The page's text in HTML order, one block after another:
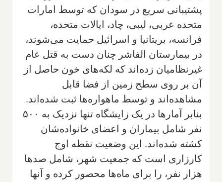
پشتیبانی سریع در سودان که توسط امارات
متحده عربی، لیبی، چاد، ایالات متحده،
فرانسه، بریتانیا و اسرائیل حمایت می‌شوند،
در بیمارستان الفاشر چنان دست به قتل عام
غیرنظامیان زده‌اند که لکه‌های خون حاصل از
آن بر روی سطح زمین از فضا قابل
مشاهده‌اند و توسط ماهواره‌ها ثبت شده‌اند.
بنابر آمارها در یک زایشگاه تنها نزدیک به ۵۰۰
نفر شامل بیماران و اعضای خانواده‌شان
کشته شده‌اند. این وضعیت نقطه اوج
کارزاری است که جمعیت شهر، شامل صدها
هزار نفر، را برای ماه‌ها محصور کرده و آنها